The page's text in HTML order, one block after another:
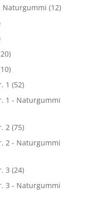
Naturgummi (12)
1 (52)
1 - Naturgummi
2 (75)
2 - Naturgummi
3 (24)
3 - Naturgummi